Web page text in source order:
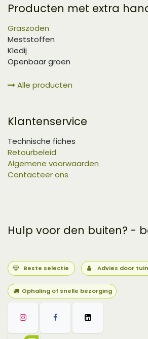
Producten met extra
Graszoden
Meststoffen
Kledij
Openbaar groen
Alle producten
Klantenservice
Technische fiches
Retourbeleid
Algemene voorwaarden
Contacteer ons
Hulp voor den buiten? -
Beste selectie Advies door
Ophaling of snelle bezorging